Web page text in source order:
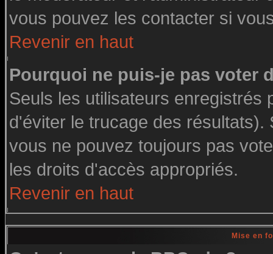
vous pouvez les contacter si
Revenir en haut
Pourquoi ne puis-je pas voter
Seuls les utilisateurs enregistrés
d'éviter le trucage des
vous ne pouvez toujours pas
les droits d'accès appropriés.
Revenir en haut
Mise en